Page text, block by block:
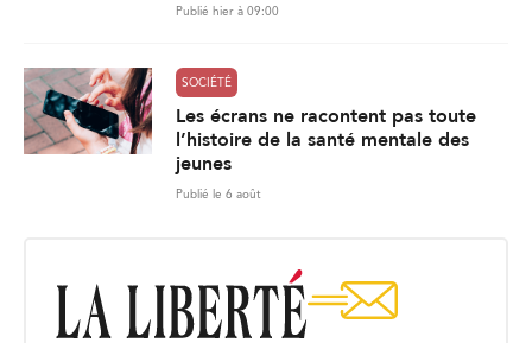
Publié hier à 09:00
SOCIÉTÉ
Les écrans ne racontent pas toute
l’histoire de la santé mentale des
jeunes
Publié le 6 août